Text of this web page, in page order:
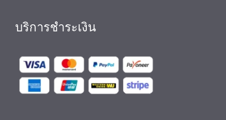
บริการชำระเงิน